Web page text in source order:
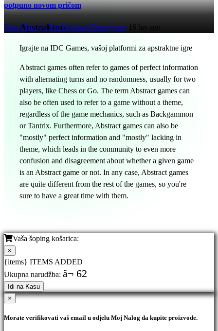
potpuno novom pričom
Tom Clancy's The Division Resurgence 16 hrs ago
Apstraktno
Igrajte na IDC Games, vašoj platformi za apstraktne igre
Abstract games often refer to games of perfect information
with alternating turns and no randomness, usually for two
players, like Chess or Go. The term Abstract games can
also be often used to refer to a game without a theme,
regardless of the game mechanics, such as Backgammon
or Tantrix. Furthermore, Abstract games can also be
"mostly" perfect information and "mostly" lacking in
theme, which leads in the community to even more
confusion and disagreement about whether a given game
is an Abstract game or not. In any case, Abstract games
are quite different from the rest of the games, so you're
sure to have a great time with them.
Vaša šoping košarica:
×
{items} ITEMS ADDED
Ukupna narudžba: â¬ 62
Idi na Kasu
×
Morate verifikovati vaš email u odjelu Moj Nalog da kupite proizvode.